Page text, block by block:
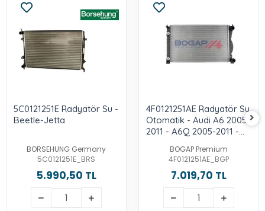
5C0121251E Radyatör Su -
Beetle-Jetta
BORSEHUNG Germany
5C0121251E_BRS
5.990,50 TL
4F0121251AE Radyatör Su
Otomatik - Audi A6 2005-
2011 - A6Q 2005-2011 -
BOGAP Premium
4F0121251AE_BGP
7.019,70 TL